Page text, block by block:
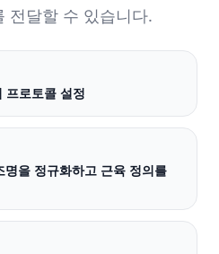
전달할 수 있습니다.
프로토콜 설정
을 정규화하고 근육 정의를